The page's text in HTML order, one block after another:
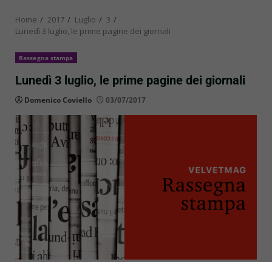
MENU
Home 2017 Luglio
3
Lunedì 3 luglio, le prime pagine dei giornali
Rassegna stampa
Lunedì 3 luglio, le prime pagine dei giornali
Domenico Coviello 03/07/2017